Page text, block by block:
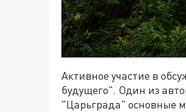
Активное участие в
будущего". Один из
"Царьграда" основные